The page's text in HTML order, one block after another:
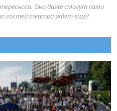
Они даже смогут сами
гостей театра ждет еще?